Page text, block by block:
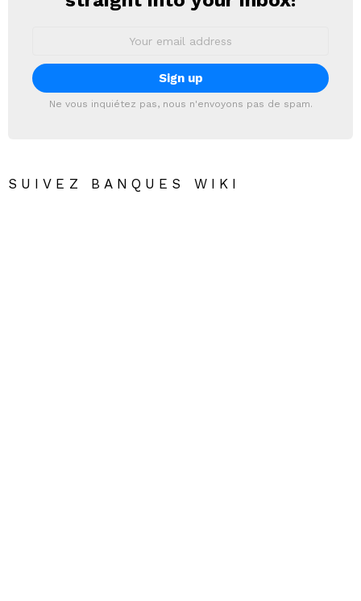
Ne vous inquiétez pas, nous n'envoyons pas de spam.
SUIVEZ BANQUES WIKI